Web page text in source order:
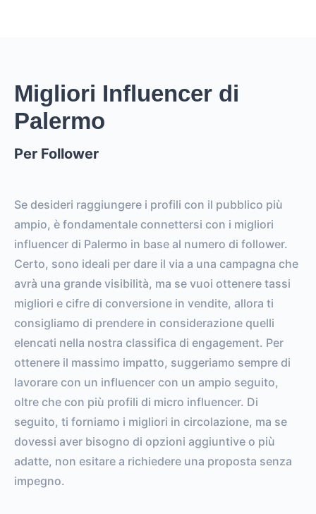
Migliori Influencer di
Palermo
Per Follower
Se desideri raggiungere i profili con il pubblico più
ampio, è fondamentale connettersi con i migliori
influencer di Palermo in base al numero di follower.
Certo, sono ideali per dare il via a una campagna che
avrà una grande visibilità, ma se vuoi ottenere tassi
migliori e cifre di conversione in vendite, allora ti
consigliamo di prendere in considerazione quelli
elencati nella nostra classifica di engagement. Per
ottenere il massimo impatto, suggeriamo sempre di
lavorare con un influencer con un ampio seguito,
oltre che con più profili di micro influencer. Di
seguito, ti forniamo i migliori in circolazione, ma se
dovessi aver bisogno di opzioni aggiuntive o più
adatte, non esitare a richiedere una proposta senza
impegno.